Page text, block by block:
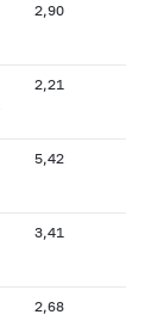
2,90
2,21
5,42
3,41
2,68